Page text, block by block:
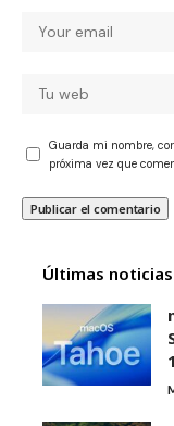
Guarda mi nombre,
próxima vez que
Últimas noticias